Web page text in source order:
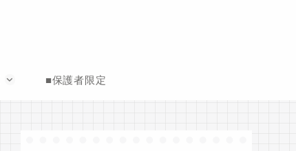
■保護者限定